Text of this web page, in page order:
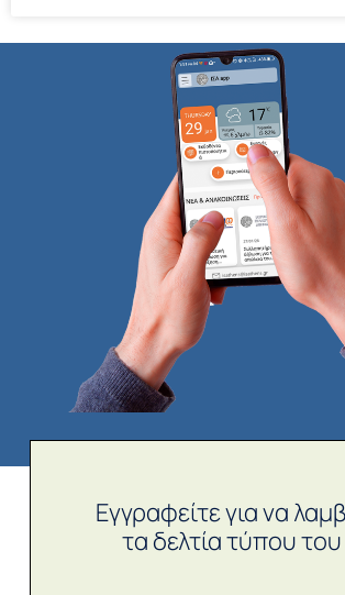
Εγγραφείτε για να
τα δελτία τύπου του